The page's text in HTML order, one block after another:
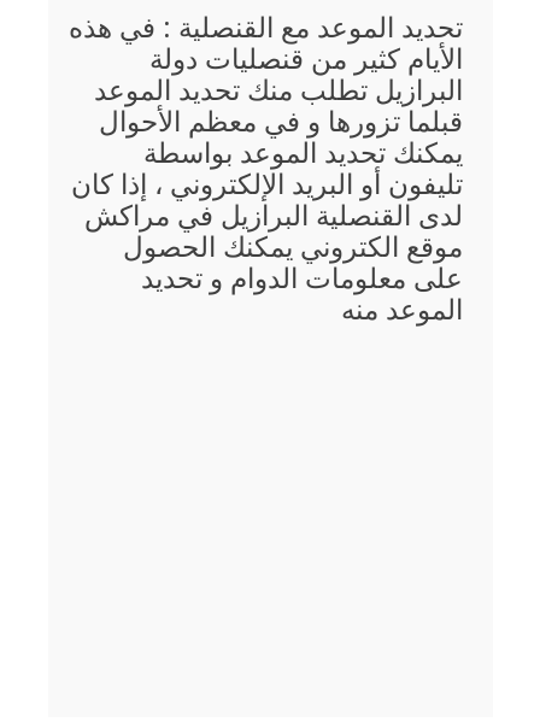
تحديد الموعد مع القنصلية : في هذه
الأيام كثير من قنصليات دولة
البرازيل تطلب منك تحديد الموعد
قبلما تزورها و في معظم الأحوال
يمكنك تحديد الموعد بواسطة
تليفون أو البريد الإلكتروني ، إذا كان
لدى القنصلية البرازيل في مراكش
موقع الكتروني يمكنك الحصول
على معلومات الدوام و تحديد
الموعد منه